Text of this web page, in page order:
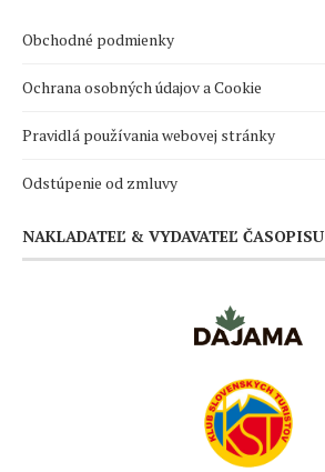
Obchodné podmienky
Ochrana osobných údajov a Cookie
Pravidlá používania webovej stránky
Odstúpenie od zmluvy
NAKLADATEĽ & VYDAVATEĽ ČASOPISU